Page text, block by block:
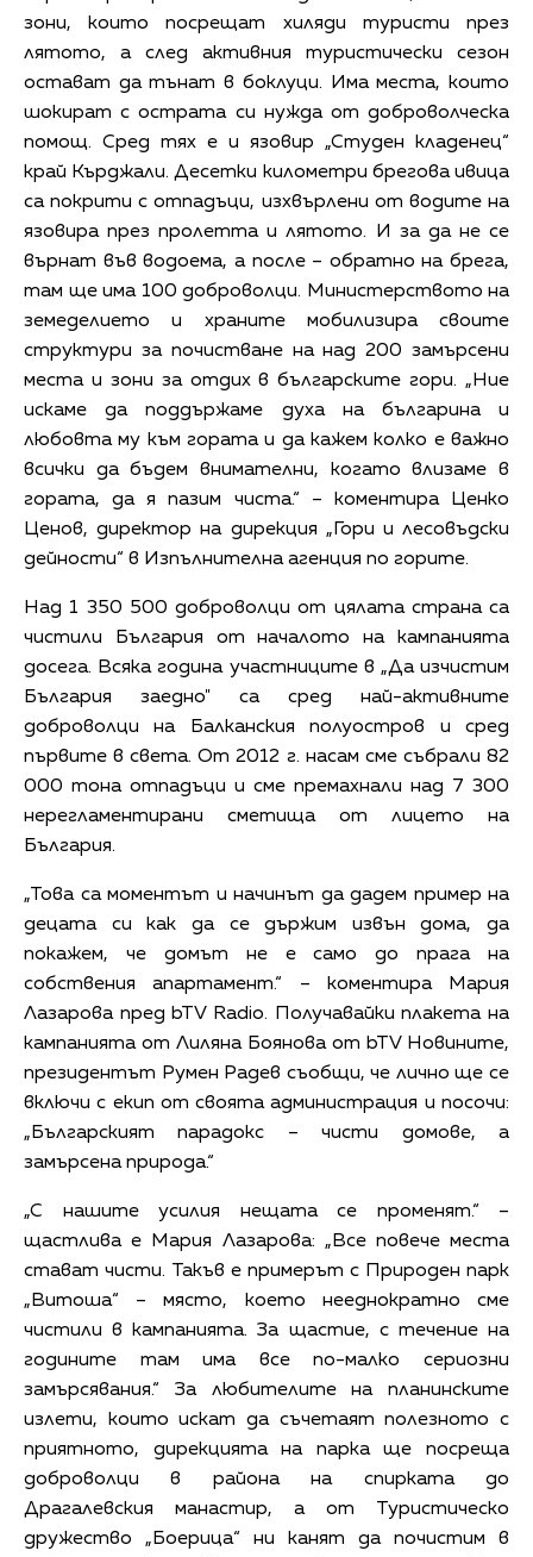
зони, които посрещат хиляди туристи през
лятото, а след активния туристически сезон
остават да тънат в боклуци. Има места, които
шокират с острата си нужда от доброволческа
помощ. Сред тях е и язовир „Студен кладенец“
край Кърджали. Десетки километри брегова ивица
са покрити с отпадъци, изхвърлени от водите на
язовира през пролетта и лятото. И за да не се
върнат във водоема, а после – обратно на брега,
там ще има 100 доброволци. Министерството на
земеделието и храните мобилизира своите
структури за почистване на над 200 замърсени
места и зони за отдих в българските гори. „Ние
искаме да поддържаме духа на българина и
любовта му към гората и да кажем колко е важно
всички да бъдем внимателни, когато влизаме в
гората, да я пазим чиста.“ – коментира Ценко
Ценов, директор на дирекция „Гори и лесовъдски
дейности“ в Изпълнителна агенция по горите.
Над 1 350 500 доброволци от цялата страна са
чистили България от началото на кампанията
досега. Всяка година участниците в „Да изчистим
България заедно" са сред най-активните
доброволци на Балканския полуостров и сред
първите в света. От 2012 г. насам сме събрали 82
000 тона отпадъци и сме премахнали над 7 300
нерегламентирани сметища от лицето на
България.
„Това са моментът и начинът да дадем пример на
децата си как да се държим извън дома, да
покажем, че домът не е само до прага на
собствения апартамент.“ – коментира Мария
Лазарова пред bTV Radio. Получавайки плакета на
кампанията от Лиляна Боянова от bTV Новините,
президентът Румен Радев съобщи, че лично ще се
включи с екип от своята администрация и посочи:
„Българският парадокс – чисти домове, а
замърсена природа.“
„С нашите усилия нещата се променят.“ –
щастлива е Мария Лазарова: „Все повече места
стават чисти. Такъв е примерът с Природен парк
„Витоша“ – място, което нееднократно сме
чистили в кампанията. За щастие, с течение на
годините там има все по-малко сериозни
замърсявания.“ За любителите на планинските
излети, които искат да съчетаят полезното с
приятното, дирекцията на парка ще посреща
доброволци в района на спирката до
Драгалевския манастир, а от Туристическо
дружество „Боерица“ ни канят да почистим в